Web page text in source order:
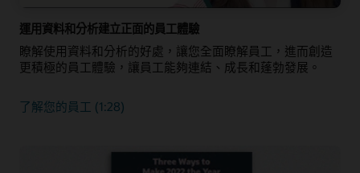
運用資料和分析建立正面的員工體驗
瞭解使用資料和分析的好處，讓您全面瞭解員工，進而創造
更積極的員工體驗，讓員工能夠連結、成長和蓬勃發展。
了解您的員工 (1:28)